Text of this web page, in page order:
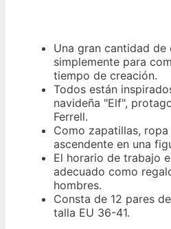
Una gran cantidad de
simplemente para
tiempo de creación.
Todos están
navideña "Elf",
Ferrell.
Como zapatillas,
ascendente en una
El horario de trabajo
adecuado como
hombres.
Consta de 12 pares
talla EU 36-41.